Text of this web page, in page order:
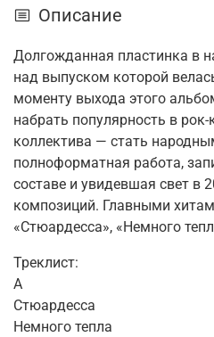
Описание
Долгожданная пластинка в
над выпуском которой
моменту выхода этого
набрать популярность в рок-
коллектива — стать
полноформатная работа,
составе и увидевшая свет в
композиций. Главными
«Стюардесса», «Немного
Треклист:
A
Стюардесса
Немного тепла